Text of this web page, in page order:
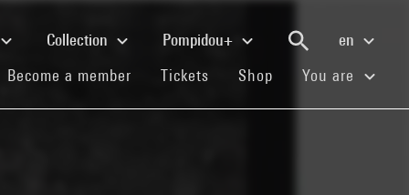
Collection Pompidou+
en
Become a member (current)
Tickets (current)
Shop (current)You are